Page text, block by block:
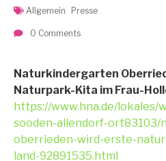
Allgemein Presse
0 Comments
Naturkindergarten
Naturpark-Kita im Frau-
https://www.hna.de/lokales/
sooden-allendorf-
oberrieden-wird-erste-
land-92891535.html